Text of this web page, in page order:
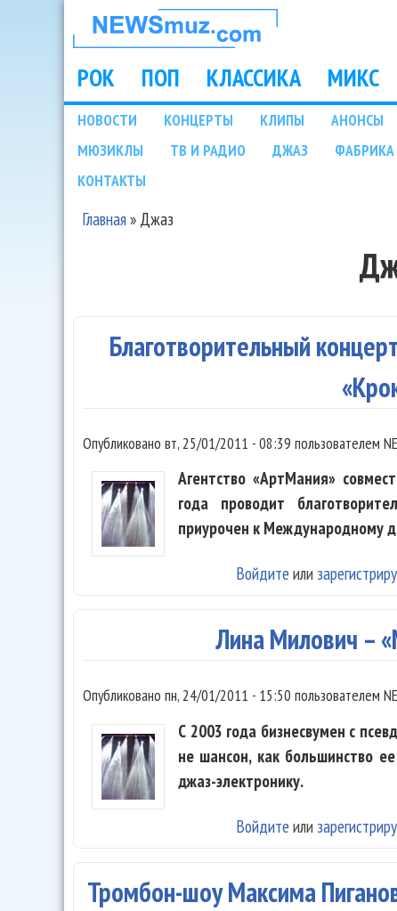
НОВОСТИ
МУЗЫКИ И
ШОУ БИЗНЕСА
NEWSMUZ.COM
Main menu
РОК ПОП КЛАССИКА МИКС
Подразделы
НОВОСТИ КОНЦЕРТЫ КЛИПЫ АНОНСЫ
МЮЗИКЛЫ
ТВ И РАДИО ДЖАЗ ФАБРИКА
КОНТАКТЫ
Вы здесь
Главная» Джаз
Благотворительный
Опубликовано вт, 25/01/2011 - 08:39 пользователем
Агентство «АртМания»
года проводит
приурочен к Международному
Войдите или
Лина Милович –
Опубликовано пн, 24/01/2011 - 15:50 пользователем
С 2003 года бизнесвумен с
не шансон, как большинство
джаз-электронику.
Войдите или
Тромбон-шоу Максима